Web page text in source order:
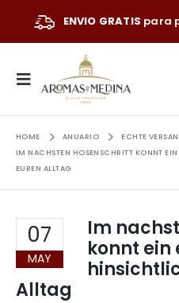
ENVIO GRATIS para
HOME ANUARIO
ECHTE
IM NACHSTEN HOSENSCHRITT KONNT
EUREN ALLTAG
07
MAY
Im
konnt ein
Alltag